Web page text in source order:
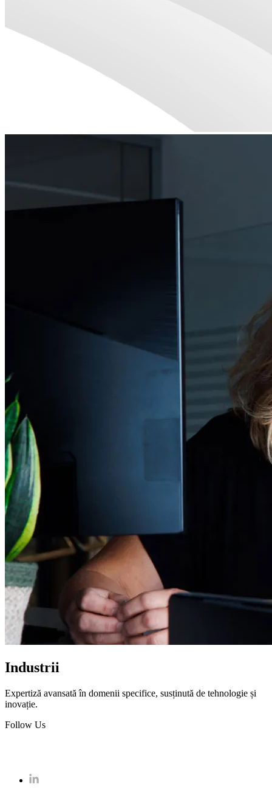
Industrii
Expertiză avansată în domenii specifice, susținută de tehnologie și
inovație.
Follow Us